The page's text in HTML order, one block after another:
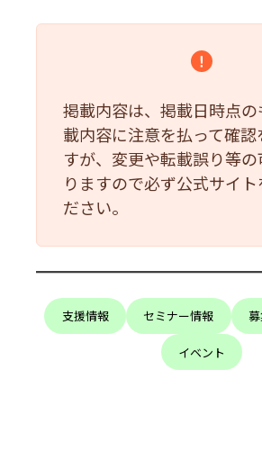
掲載内容は、掲載日時点
載内容に注意を払って確認
すが、変更や転載誤り等
りますので必ず公式サイト
ださい。
支援情報 セミナー情報
イベント